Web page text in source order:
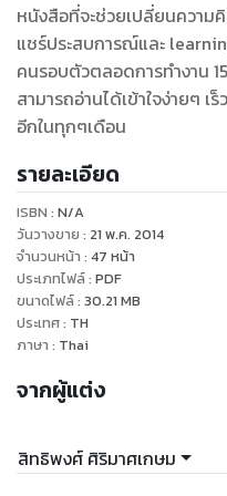
หนังสือที่จะช่วยเปลี่ยนความ
แชร์ประสบการณ์และ
คนรอบตัวตลอดการทำงาน
สามารถอ่านได้เข้าใจง่ายๆ
อีกในทุกๆเดือน
รายละเอียด
ISBN : N/A
วันวางขาย : 21 พ.ค. 2014
จำนวนหน้า : 47 หน้า
ประเภทไฟล์: PDF
ขนาดไฟล์: 30.21 MB
ประเทศ: TH
ภาษา : Thai
จากผู้แต่ง
สิทธิพงศ์ ศิริมาศเกษม